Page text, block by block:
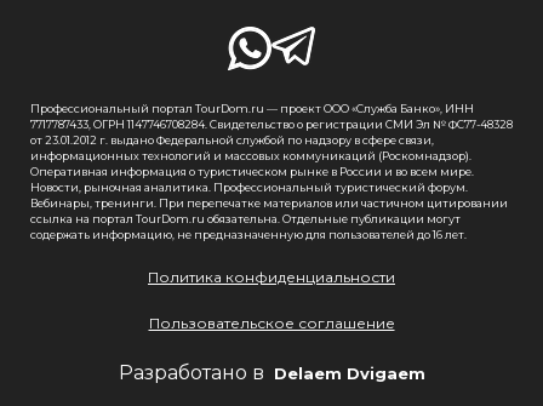
Профессиональный портал TourDom.ru — проект ООО «Служба Банко», ИНН
7717787433, ОГРН 1147746708284. Свидетельство о регистрации СМИ Эл № ФС77-48328
от 23.01.2012 г. выдано Федеральной службой по надзору в сфере связи,
информационных технологий и массовых коммуникаций (Роскомнадзор).
Оперативная информация о туристическом рынке в России и во всем мире.
Новости, рыночная аналитика. Профессиональный туристический форум.
Вебинары, тренинги. При перепечатке материалов или частичном цитировании
ссылка на портал TourDom.ru обязательна. Отдельные публикации могут
содержать информацию, не предназначенную для пользователей до 16 лет.
Политика конфиденциальности
Пользовательское соглашение
Разработано в Delaem Dvigaem